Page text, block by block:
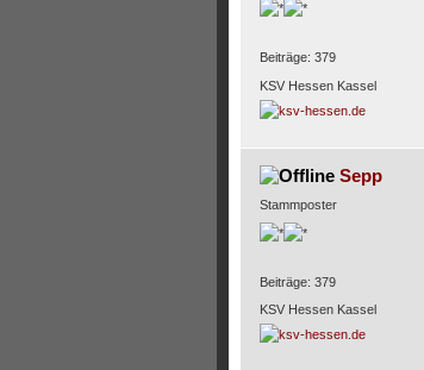
Beiträge: 379
KSV Hessen Kassel
Sepp
Stammposter
Beiträge: 379
KSV Hessen Kassel